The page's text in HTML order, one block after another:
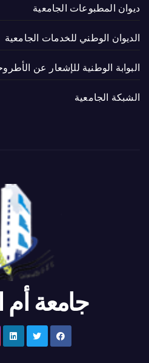
ديوان المطبوعات الجامعية
الديوان الوطني للخدمات الجامعية
البوابة الوطنية للإشعار عن
الشبكة الجامعية
جامعة أم